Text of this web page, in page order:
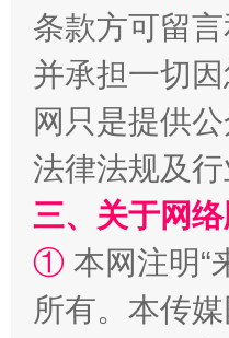
条款方可留
并承担一切
网只是提供
法律法规及
三、关于网络
① 本网注明“
所有。本传